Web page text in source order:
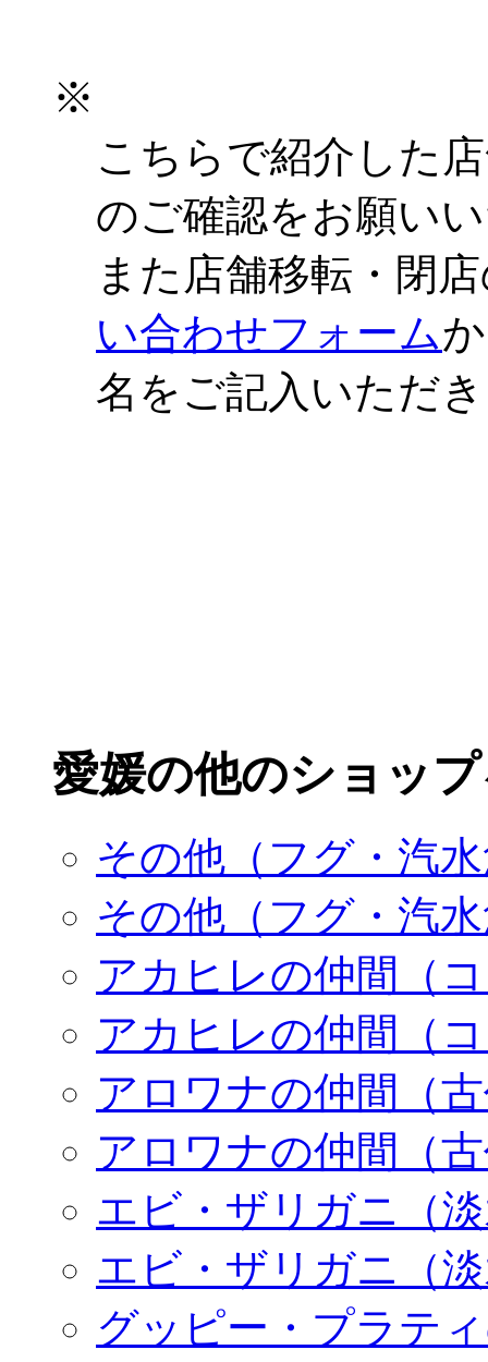
※
こちらで紹介した
のご確認をお願い
また店舗移転・閉
い合わせフォーム
名をご記入いただ
愛媛の他のショッ
その他（フグ・汽
その他（フグ・汽
アカヒレの仲間（
アカヒレの仲間（
アロワナの仲間（
アロワナの仲間（
エビ・ザリガニ（
エビ・ザリガニ（
グッピー・プラテ